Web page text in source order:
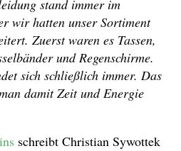
stand immer im
wir hatten unser Sortiment
Zuerst waren es Tassen,
und Regenschirme.
sich schließlich immer. Das
damit Zeit und Energie
schreibt Christian Sywottek